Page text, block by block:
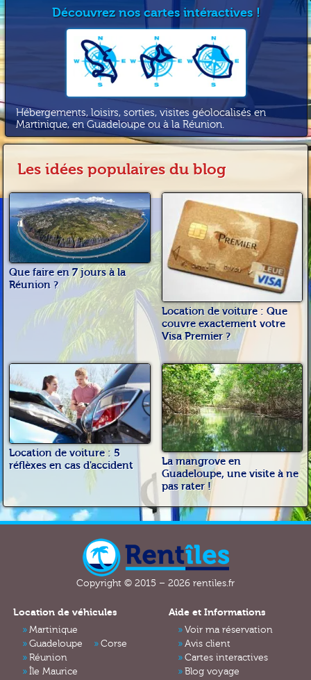
Découvrez nos cartes intéractives !
Hébergements, loisirs, sorties, visites géolocalisés en
Martinique, en Guadeloupe ou à la Réunion.
Les idées populaires du blog
Que faire en 7 jours à la
Réunion ?
Location de voiture : Que
couvre exactement votre
Visa Premier ?
Location de voiture : 5
réflèxes en cas d'accident
La mangrove en
Guadeloupe, une visite à ne
pas rater !
Copyright © 2015 – 2026 rentiles.fr
Location de véhicules
Martinique
Guadeloupe
Corse
Réunion
Île Maurice
Aide et Informations
Voir ma réservation
Avis client
Cartes interactives
Blog voyage